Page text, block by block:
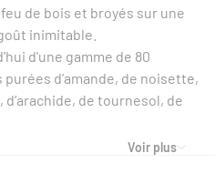
de bois et broyés sur une
inimitable.
d'une gamme de 80
d’amande, de noisette,
de tournesol, de
Voir plus